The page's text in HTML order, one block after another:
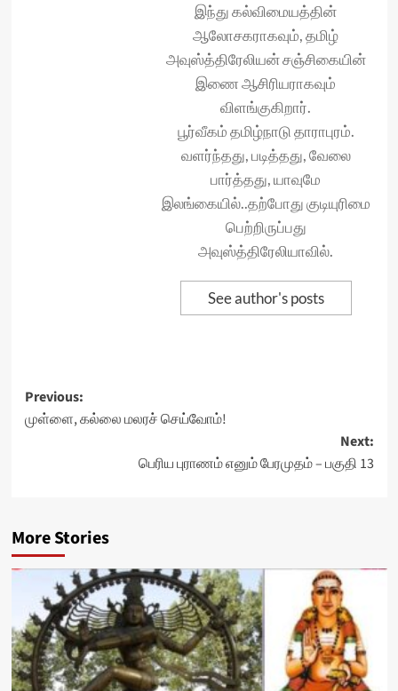
இந்து கல்விமையத்தின்
ஆலோசகராகவும், தமிழ்
அவுஸ்த்திரேலியன் சஞ்சிகையின்
இணை ஆசிரியராகவும்
விளங்குகிறார்.
பூர்வீகம் தமிழ்நாடு தாராபுரம்.
வளர்ந்தது, படித்தது, வேலை
பார்த்தது, யாவுமே
இலங்கையில்..தற்போது குடியுரிமை
பெற்றிருப்பது
அவுஸ்த்திரேலியாவில்.
See author's posts
Post
navigation
Previous:
முள்ளை, கல்லை மலரச் செய்வோம்!
Next:
பெரிய புராணம் எனும் பேரமுதம் – பகுதி 13
More Stories